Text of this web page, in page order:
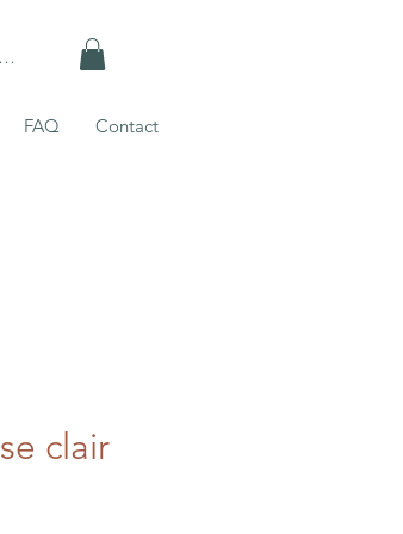
FAQ Contact
clair